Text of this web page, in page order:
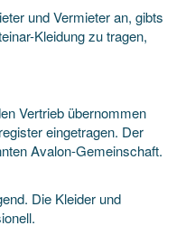
und Vermieter an, gibts
Kleidung zu tragen,
Vertrieb übernommen
eingetragen. Der
Avalon-Gemeinschaft.
Die Kleider und